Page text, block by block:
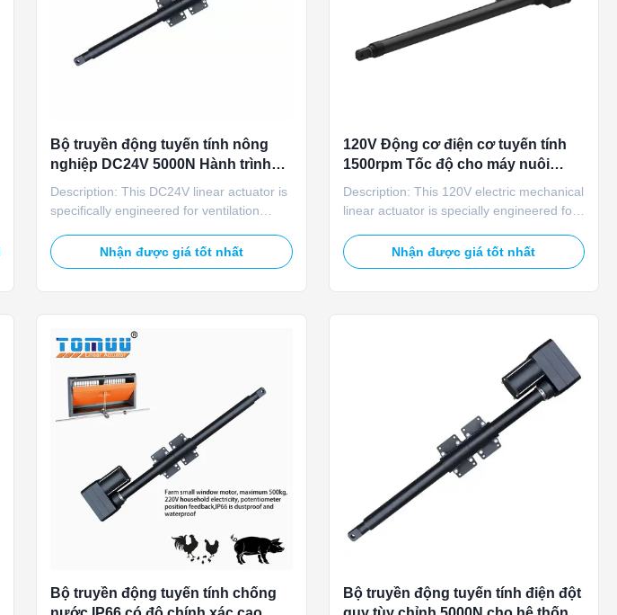
Bộ truyền động tuyến tính nông
nghiệp DC24V 5000N Hành trình
200MM-900MM có biến trở
Description: This DC24V linear actuator is
specifically engineered for ventilation
adjustable stroke and 5000N strong thrust
to drive dampers, louvers, and air inlets
Nhận được giá tốt nhất
120V Động cơ điện cơ tuyến tính
1500rpm Tốc độ cho máy nuôi
nông nghiệp
Description: This 120V electric mechanical
linear actuator is specially engineered for
featuring 1500rpm high speed to convert
rotary motion into smooth, precise linear
Nhận được giá tốt nhất
Bộ truyền động tuyến tính chống
Bộ truyền động tuyến tính điện đột